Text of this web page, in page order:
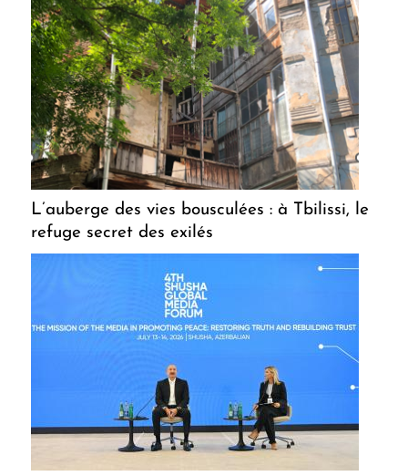
L’auberge des vies bousculées : à Tbilissi, le
refuge secret des exilés